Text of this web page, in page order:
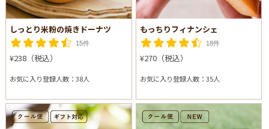
しっとり米粉の焼きドーナツ
15件
¥238（税込）
お気に入り登録人数：38人
もっちりフィナンシェ
18件
¥270（税込）
お気に入り登録人数：35人